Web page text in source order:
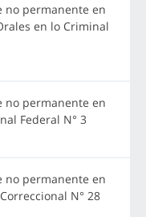
no permanente en
en lo Criminal
no permanente en
Federal N° 3
no permanente en
N° 28